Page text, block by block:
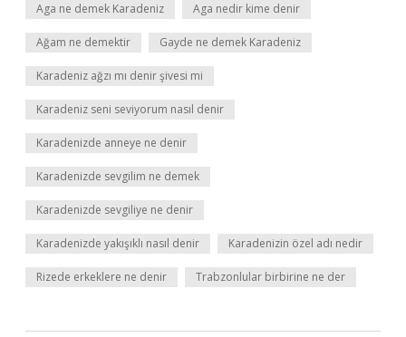
Aga ne demek Karadeniz Aga nedir kime denir
Ağam ne demektir Gayde ne demek Karadeniz
Karadeniz ağzı mı denir şivesi mi
Karadeniz seni seviyorum nasıl denir
Karadenizde anneye ne denir
Karadenizde sevgilim ne demek
Karadenizde sevgiliye ne denir
Karadenizde yakışıklı nasıl denir Karadenizin özel adı nedir
Rizede erkeklere ne denir Trabzonlular birbirine ne der